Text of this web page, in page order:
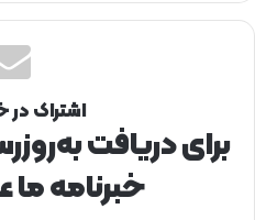
اشتراک در
برای دریافت
خبرنامه